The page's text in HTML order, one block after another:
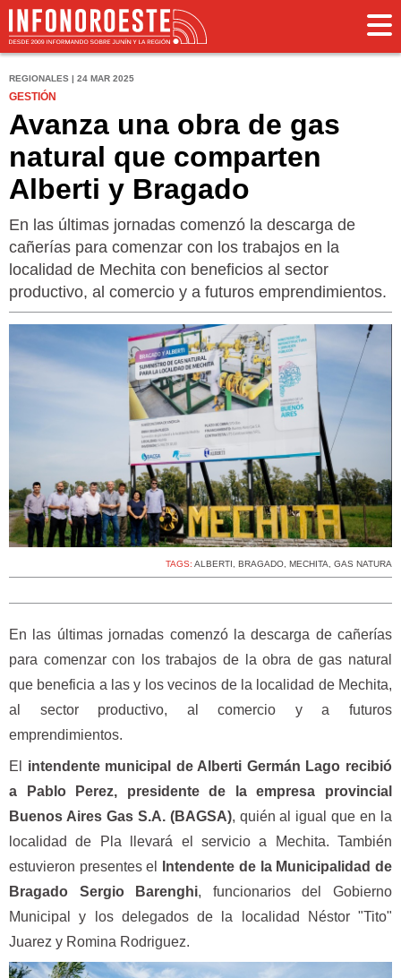
REGIONALES | 24 MAR 2025
GESTIÓN
Avanza una obra de gas
natural que comparten
Alberti y Bragado
En las últimas jornadas comenzó la descarga de
cañerías para comenzar con los trabajos en la
localidad de Mechita con beneficios al sector
productivo, al comercio y a futuros emprendimientos.
TAGS: ALBERTI , BRAGADO, MECHITA, GAS NATURA
En las últimas jornadas comenzó la descarga de cañerías
para comenzar con los trabajos de la obra de gas natural
que beneficia a las y los vecinos de la localidad de Mechita,
al sector productivo, al comercio y a futuros
emprendimientos.
El
intendente municipal de Alberti Germán Lago recibió
a Pablo Perez, presidente de la empresa provincial
Buenos Aires Gas S.A. (BAGSA), quién al igual que en la
localidad de Pla llevará el servicio a Mechita. También
estuvieron presentes el
Intendente de la Municipalidad de
Bragado Sergio Barenghi, funcionarios del Gobierno
Municipal y los delegados de la localidad Néstor "Tito"
Juarez y Romina Rodriguez.